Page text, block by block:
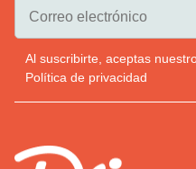
Al suscribirte, aceptas
Política de privacidad